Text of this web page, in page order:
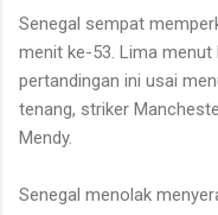
Senegal sempat
menit ke-53. Lima menut
pertandingan ini usai
tenang, striker
Mendy.
Senegal menolak